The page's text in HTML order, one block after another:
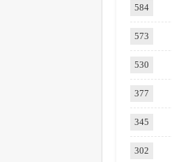
584
573
530
377
345
302